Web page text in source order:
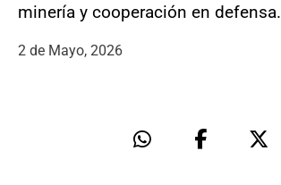
minería y cooperación en defensa.
2 de Mayo, 2026